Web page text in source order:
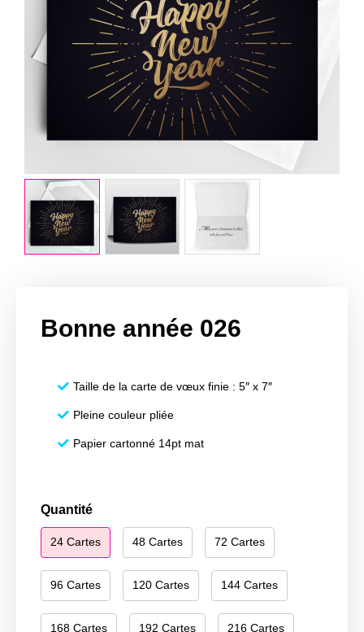
Bonne année 026
Taille de la carte de vœux finie : 5″ x 7″
Pleine couleur pliée
Papier cartonné 14pt mat
Quantité
24 Cartes 48 Cartes 72 Cartes
96 Cartes 120 Cartes 144 Cartes
168 Cartes 192 Cartes 216 Cartes
quantité
de
Happy
Year
026